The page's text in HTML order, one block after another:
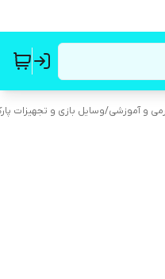
و آموزشی/وسایل بازی و تجهیزات